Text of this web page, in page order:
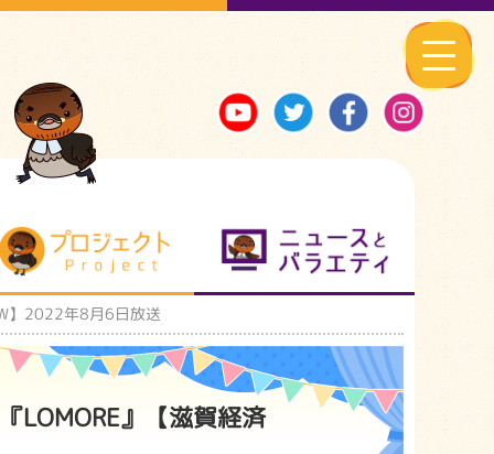
地元ネタ プロジェクト
】2022年8月6日放送
LOMORE』【滋賀経済